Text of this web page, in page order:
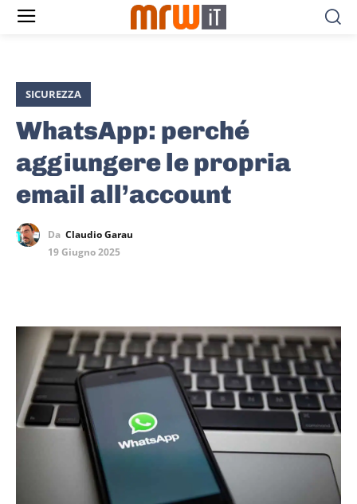
SICUREZZA
WhatsApp: perché
aggiungere le propria
email all’account
Da Claudio Garau
19 Giugno 2025